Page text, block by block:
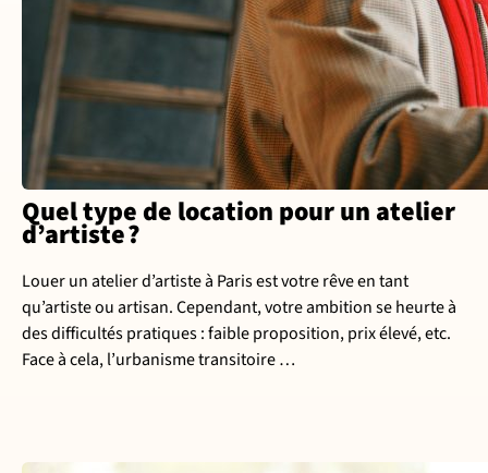
Quel type de location pour un atelier
d’artiste ?
Louer un atelier d’artiste à Paris est votre rêve en tant
qu’artiste ou artisan. Cependant, votre ambition se heurte à
des difficultés pratiques : faible proposition, prix élevé, etc.
Face à cela, l’urbanisme transitoire …